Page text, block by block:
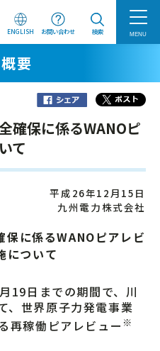
ENGLISH お問い合わせ 検索 MENU
要
確保に係るWANOピ
て
平成26年12月15日
九州電力株式会社
保に係るWANOピアレビ
について
19日までの期間で、川
、世界原子力発電事業
再稼働ピアレビュー ※